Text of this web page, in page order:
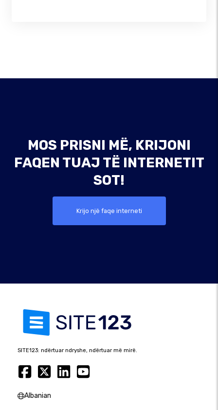
MOS PRISNI MË, KRIJONI
FAQEN TUAJ TË INTERNETIT
SOT!
Krijo një faqe interneti
SITE123: ndërtuar ndryshe, ndërtuar më mirë.
Albanian